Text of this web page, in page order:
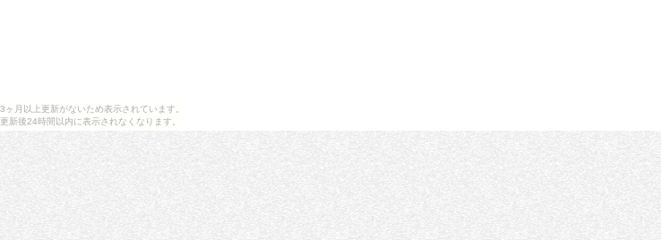
ヶ月以上更新がないため表示されています。
新後24時間以内に表示されなくなります。